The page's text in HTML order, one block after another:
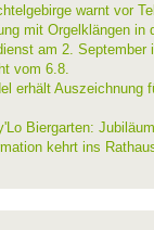
warnt vor
mit Orgelklängen in
am 2. September
vom 6.8.
erhält Auszeichnung
Biergarten:
kehrt ins